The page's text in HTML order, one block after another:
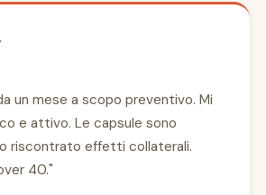
un mese a scopo preventivo. Mi
e attivo. Le capsule sono
riscontrato effetti collaterali.
40."